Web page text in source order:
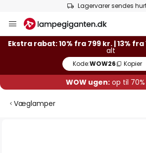
Lagervarer sendes
to
Content
Ekstra rabat: 10% fra 799 kr. | 13% fra
alt
Kode:WOW26 Kopier
WOW ugen:op til 70%
Væglamper